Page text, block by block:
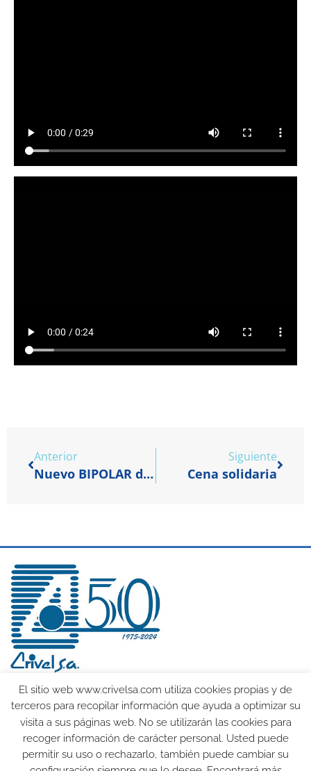
Anterior
Nuevo BIPOLAR de Johnson & Johnson
Siguiente
Cena solidaria
Agrupaciones
SMOC
Cursos
Nosotros
Noticias
976 56 66 77
crivelsa@crivelsa.com
El sitio web www.crivelsa.com utiliza cookies propias y de
terceros para recopilar información que ayuda a optimizar su
visita a sus páginas web. No se utilizarán las cookies para
recoger información de carácter personal. Usted puede
permitir su uso o rechazarlo, también puede cambiar su